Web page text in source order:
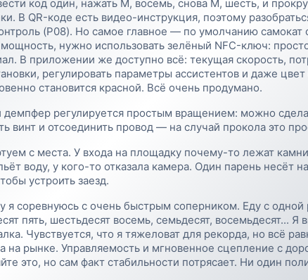
код один, нажать М, восемь, снова М, шесть, и
В QR-коде есть видео-инструкция, поэтому
(P08). Но самое главное — по умолчанию
нужно использовать зелёный NFC-ключ:
В приложении же доступно всё: текущая скорость,
регулировать параметры ассистентов и даже
становится красной. Всё очень продумано.
демпфер регулируется простым вращением: можно
винт и отсоединить провод — на случай прокола это
с места. У входа на площадку почему-то лежат
воду, у кого-то отказала камера. Один парень несёт
устроить заезд.
я соревнуюсь с очень быстрым соперником. Еду с
пять, шестьдесят восемь, семьдесят, восемьдесят...
Чувствуется, что я тяжеловат для рекорда, но всё
на рынке. Управляемость и мгновенное сцепление с
это, но сам факт стабильности потрясает. Ни один